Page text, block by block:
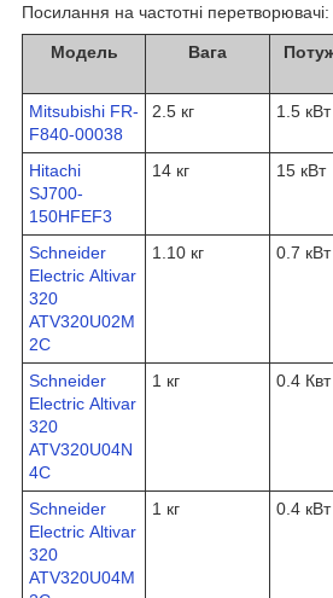
Посилання на частотні перетворювачі:
Модель Вага
Mitsubishi FR-
F840-00038
2.5 кг 1.5 кВт
Hitachi
SJ700-
150HFEF3
14 кг 15 кВт
Schneider
Electric Altivar
320
ATV320U02M
2C
1.10 кг 0.7 кВт
Schneider
Electric Altivar
320
ATV320U04N
4C
1 кг 0.4 Квт
Schneider
Electric Altivar
320
ATV320U04M
1 кг 0.4 кВт